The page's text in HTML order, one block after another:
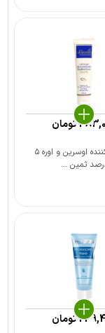
کرم نرم کننده اوسرین و اوره ۵
ثمین ...
تومان
تومان